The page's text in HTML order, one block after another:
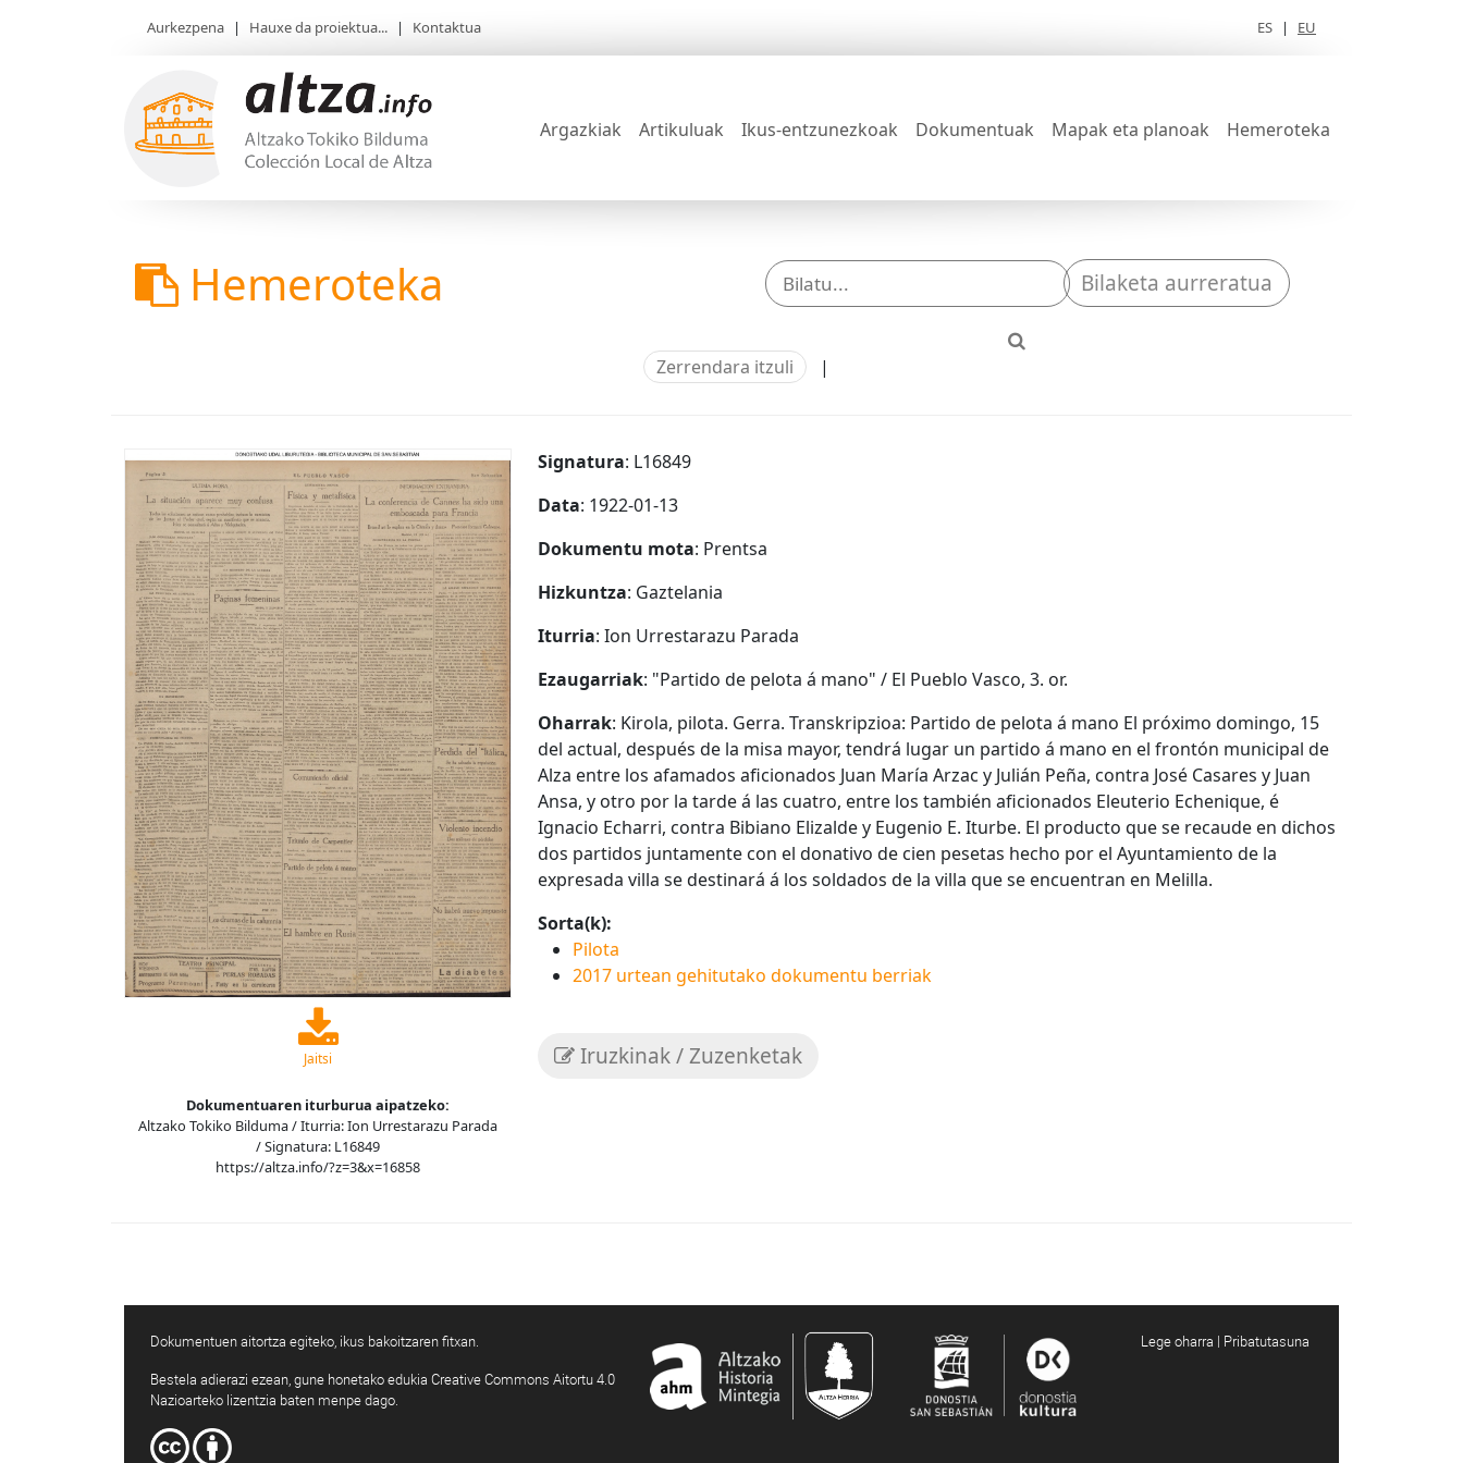
Aurkezpena | Hauxe da proiektua... | Kontaktua ES | EU
Argazkiak Artikuluak Ikus-entzunezkoak Dokumentuak Mapak eta planoak Hemeroteka
Hemeroteka Bilaketa aurreratua
Zerrendara itzuli |
Jaitsi
Dokumentuaren iturburua aipatzeko:
Altzako Tokiko Bilduma / Iturria: Ion Urrestarazu Parada
/ Signatura: L16849
https://altza.info/?z=3&x=16858
Signatura: L16849
Data: 1922-01-13
Dokumentu mota: Prentsa
Hizkuntza: Gaztelania
Iturria: Ion Urrestarazu Parada
Ezaugarriak: "Partido de pelota á mano" / El Pueblo Vasco, 3. or.
Oharrak: Kirola, pilota. Gerra. Transkripzioa: Partido de pelota á mano El próximo domingo, 15
del actual, después de la misa mayor, tendrá lugar un partido á mano en el frontón municipal de
Alza entre los afamados aficionados Juan María Arzac y Julián Peña, contra José Casares y Juan
Ansa, y otro por la tarde á las cuatro, entre los también aficionados Eleuterio Echenique, é
Ignacio Echarri, contra Bibiano Elizalde y Eugenio E. Iturbe. El producto que se recaude en dichos
dos partidos juntamente con el donativo de cien pesetas hecho por el Ayuntamiento de la
expresada villa se destinará á los soldados de la villa que se encuentran en Melilla.
Sorta(k):
Pilota
2017 urtean gehitutako dokumentu berriak
Iruzkinak / Zuzenketak
Dokumentuen aitortza egiteko, ikus bakoitzaren fitxan.
Bestela adierazi ezean, gune honetako edukia Creative Commons Aitortu 4.0
Nazioarteko lizentzia baten menpe dago.
Lege oharra | Pribatutasuna